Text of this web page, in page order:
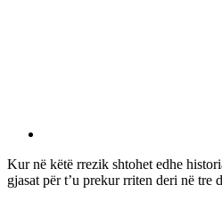
Kur në këtë rrezik shtohet edhe
gjasat për t’u prekur rriten deri në tre